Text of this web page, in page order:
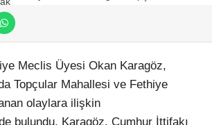
Meclis Üyesi Okan Karagöz,
Topçular Mahallesi ve Fethiye
olaylara ilişkin
bulundu. Karagöz, Cumhur İttifakı